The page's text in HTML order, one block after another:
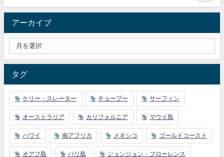
アーカイブ
タグ
ケリー・スレーター チョープー サーフィン
オーストラリア カリフォルニア マウイ島
ハワイ 南アフリカ メキシコ ゴールドコースト
オアフ島 バリ島 ジョンジョン・フローレンス